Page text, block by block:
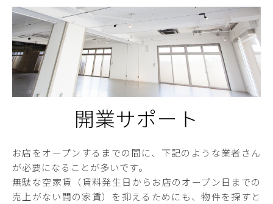
開業サポート
お店をオープンするまでの間に、下記のような業者さん
が必要になることが多いです。
無駄な空家賃（賃料発生日からお店のオープン日までの
売上がない間の家賃）を抑えるためにも、物件を探すと